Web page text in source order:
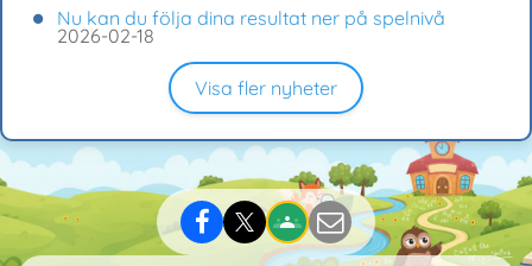
Nu kan du följa dina resultat ner på spelnivå
2026-02-18
Visa fler nyheter